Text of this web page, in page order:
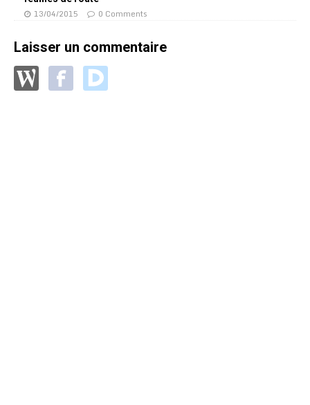
13/04/2015 0 Comments
Laisser un commentaire